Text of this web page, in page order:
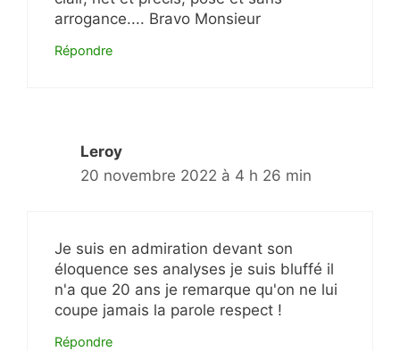
arrogance.... Bravo Monsieur
Répondre
Leroy
20 novembre 2022 à 4 h 26 min
Je suis en admiration devant son
éloquence ses analyses je suis bluffé il
n'a que 20 ans je remarque qu'on ne lui
coupe jamais la parole respect !
Répondre